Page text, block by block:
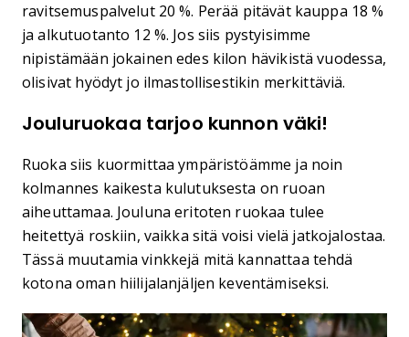
ravitsemuspalvelut 20 %. Perää pitävät kauppa 18 %
ja alkutuotanto 12 %. Jos siis pystyisimme
nipistämään jokainen edes kilon hävikistä vuodessa,
olisivat hyödyt jo ilmastollisestikin merkittäviä.
Jouluruokaa tarjoo kunnon väki!
Ruoka siis kuormittaa ympäristöämme ja noin
kolmannes kaikesta kulutuksesta on ruoan
aiheuttamaa. Jouluna eritoten ruokaa tulee
heitettyä roskiin, vaikka sitä voisi vielä jatkojalostaa.
Tässä muutamia vinkkejä mitä kannattaa tehdä
kotona oman hiilijalanjäljen keventämiseksi.